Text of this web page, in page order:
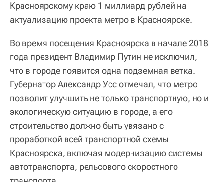
Красноярскому краю 1 миллиард рублей на
актуализацию проекта метро в Красноярске.
Во время посещения Красноярска в начале 2018
года президент Владимир Путин не исключил,
что в городе появится одна подземная ветка.
Губернатор Александр Усс отмечал, что метро
позволит улучшить не только транспортную, но и
экологическую ситуацию в городе, а его
строительство должно быть увязано с
проработкой всей транспортной схемы
Красноярска, включая модернизацию системы
автотранспорта, рельсового скоростного